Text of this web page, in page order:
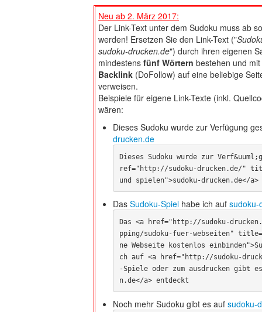
Neu ab 2. März 2017:
Der Link-Text unter dem Sudoku muss ab
werden! Ersetzen Sie den Link-Text ("
sudoku-drucken.de") durch ihren eigenen
mindestens fünf Wörtern bestehen und
Backlink (DoFollow) auf eine beliebige
verweisen.
Beispiele für eigene Link-Texte (inkl.
wären:
Dieses Sudoku wurde zur Verfügung
drucken.de
Dieses Sudoku wurde zur
ref="http://sudoku-drucken.de/"
und spielen">sudoku-drucken.de</a>
Das Sudoku-Spiel habe ich auf sudoku-
Das <a href="http://sudoku-
pping/sudoku-fuer-webseiten"
ne Webseite kostenlos
ch auf <a href="http://sudoku-
-Spiele oder zum ausdrucken gibt
n.de</a> entdeckt
Noch mehr Sudoku gibt es auf sudoku-